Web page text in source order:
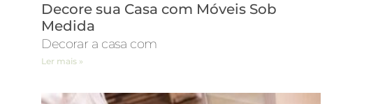
Decore sua Casa com Móveis Sob
Medida
Decorar a casa com
Ler mais »